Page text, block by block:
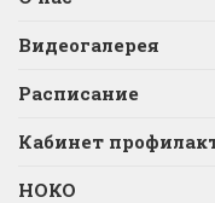
Видеогалерея
Расписание
Кабинет
НОКО